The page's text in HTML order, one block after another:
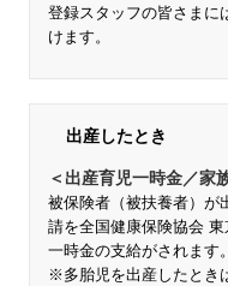
登録スタッフの皆さまに
けます。
出産したとき
＜出産育児一時金／家
被保険者（被扶養者）が
請を全国健康保険協会
一時金の支給がされます。
※多胎児を出産したとき